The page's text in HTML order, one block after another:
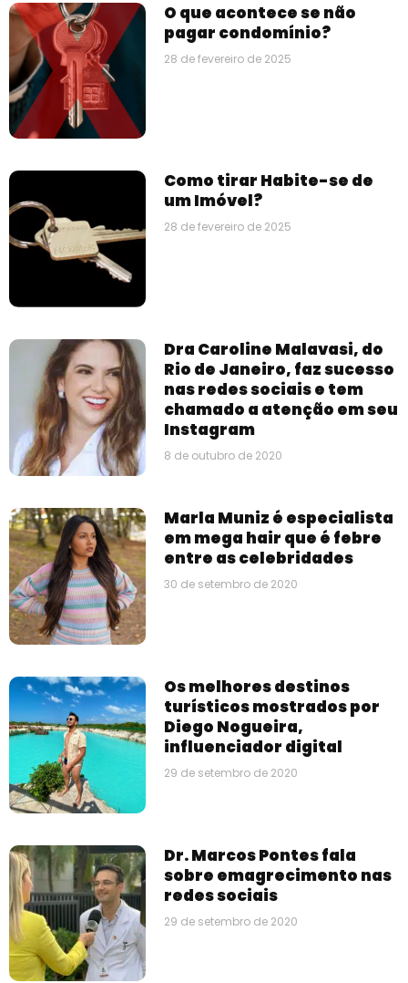
O que acontece se não
pagar condomínio?
28 de fevereiro de 2025
Como tirar Habite-se de
um Imóvel?
28 de fevereiro de 2025
Dra Caroline Malavasi, do
Rio de Janeiro, faz sucesso
nas redes sociais e tem
chamado a atenção em seu
Instagram
8 de outubro de 2020
Marla Muniz é especialista
em mega hair que é febre
entre as celebridades
30 de setembro de 2020
Os melhores destinos
turísticos mostrados por
Diego Nogueira,
influenciador digital
29 de setembro de 2020
Dr. Marcos Pontes fala
sobre emagrecimento nas
redes sociais
29 de setembro de 2020